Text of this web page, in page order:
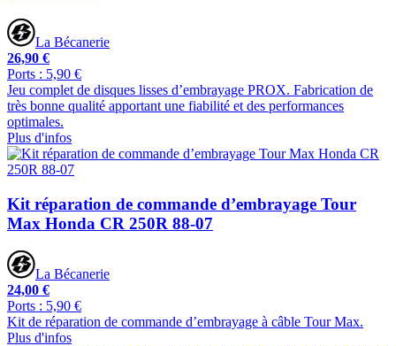
La Bécanerie
26,90 €
Ports : 5,90 €
Jeu complet de disques lisses d’embrayage PROX. Fabrication de
très bonne qualité apportant une fiabilité et des performances
optimales.
Plus d'infos
Kit réparation de commande d’embrayage Tour
Max Honda CR 250R 88-07
La Bécanerie
24,00 €
Ports : 5,90 €
Kit de réparation de commande d’embrayage à câble Tour Max.
Plus d'infos